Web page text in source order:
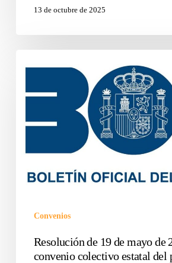
13 de octubre de 2025
Convenios
Resolución de 19 de mayo de
convenio colectivo estatal del